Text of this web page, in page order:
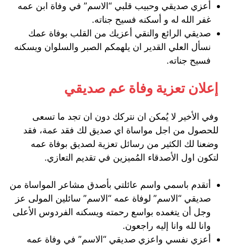
‏أعزي صديقي وحبيب قلبي “الاسم” في وفاة ابن عمه
غفر الله له و أسكنه فسيح جناته.
صديقي الرائع والنقي أعزيك من القلب بوفاة عمك
نسأل العلي القدير ان يلهمكم الصبر والسلوان ويسكنه
فسيح جناته.
إعلان تعزية وفاة عم صديقي
وفي الأخير لا يُمكن ان نتركك دون ان تجد ما تسعى
للحصول من اجل مواساة اي صديق لك فقد عمة، فقد
وضعنا لك الكثير من رسائل تعزية لصديق بوفاة عمه
لتكون اول الأصدقاء المُميزين في تقديم التعازي.
أتقدم باسمي واسم عائلتي بأصدق مشاعر المواساة من
صديقي “الاسم” لوفاة عمه “الاسم” سائلين المولى عز
وجل أن يتغمده بواسع رحمته ويسكنه الفردوس الأعلى
وانا لله وانا إليه راجعون.
أعزي نفسي واعزي صديقي “الاسم” في وفاة عمه